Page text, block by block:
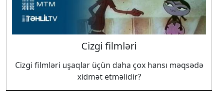
Cizgi filmləri
Cizgi filmləri uşaqlar üçün daha çox hansı məqsədə
xidmət etməlidir?